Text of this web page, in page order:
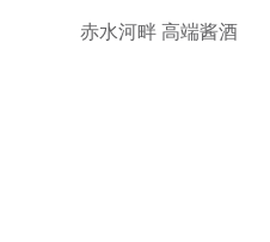
赤水河畔 高端酱酒